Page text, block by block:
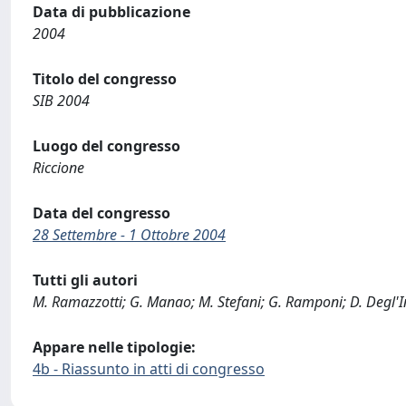
Data di pubblicazione
2004
Titolo del congresso
SIB 2004
Luogo del congresso
Riccione
Data del congresso
28 Settembre - 1 Ottobre 2004
Tutti gli autori
M. Ramazzotti; G. Manao; M. Stefani; G. Ramponi; D.
Appare nelle tipologie:
4b - Riassunto in atti di congresso